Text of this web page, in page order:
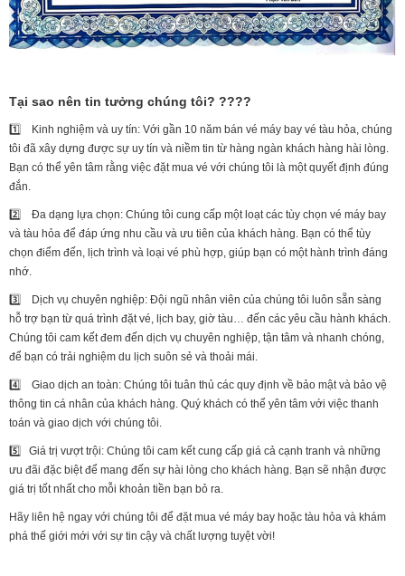
Tại sao nên tin tưởng chúng tôi? ????
1️⃣ Kinh nghiệm và uy tín: Với gần 10 năm bán vé máy bay vé tàu hỏa, chúng
tôi đã xây dựng được sự uy tín và niềm tin từ hàng ngàn khách hàng hài lòng.
Bạn có thể yên tâm rằng việc đặt mua vé với chúng tôi là một quyết định đúng
đắn.
2️⃣ Đa dạng lựa chọn: Chúng tôi cung cấp một loạt các tùy chọn vé máy bay
và tàu hỏa để đáp ứng nhu cầu và ưu tiên của khách hàng. Bạn có thể tùy
chọn điểm đến, lịch trình và loại vé phù hợp, giúp bạn có một hành trình đáng
nhớ.
3️⃣ Dịch vụ chuyên nghiệp: Đội ngũ nhân viên của chúng tôi luôn sẵn sàng
hỗ trợ bạn từ quá trình đặt vé, lịch bay, giờ tàu… đến các yêu cầu hành khách.
Chúng tôi cam kết đem đến dịch vụ chuyên nghiệp, tận tâm và nhanh chóng,
để bạn có trải nghiệm du lịch suôn sẻ và thoải mái.
4️⃣ Giao dịch an toàn: Chúng tôi tuân thủ các quy định về bảo mật và bảo vệ
thông tin cá nhân của khách hàng. Quý khách có thể yên tâm với việc thanh
toán và giao dịch với chúng tôi.
5️⃣ Giá trị vượt trội: Chúng tôi cam kết cung cấp giá cả cạnh tranh và những
ưu đãi đặc biệt để mang đến sự hài lòng cho khách hàng. Bạn sẽ nhận được
giá trị tốt nhất cho mỗi khoản tiền bạn bỏ ra.
Hãy liên hệ ngay với chúng tôi để đặt mua vé máy bay hoặc tàu hỏa và khám
phá thế giới mới với sự tin cậy và chất lượng tuyệt vời!